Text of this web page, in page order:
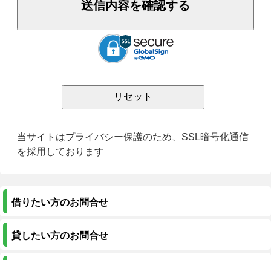
当サイトはプライバシー保護のため、SSL暗号化通信
を採用しております
借りたい方のお問合せ
貸したい方のお問合せ